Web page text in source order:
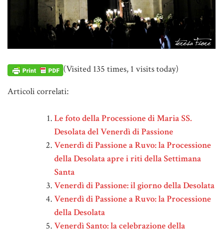
(Visited 135 times, 1 visits today)
Articoli correlati:
Le foto della Processione di Maria SS.
Desolata del Venerdì di Passione
Venerdì di Passione a Ruvo: la Processione
della Desolata apre i riti della Settimana
Santa
Venerdì di Passione: il giorno della Desolata
Venerdì di Passione a Ruvo: la Processione
della Desolata
Venerdì Santo: la celebrazione della